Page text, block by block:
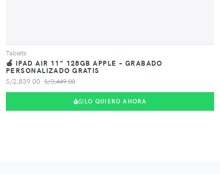
Tablets
🍎 IPAD AIR 11” 128GB APPLE – GRABADO
PERSONALIZADO GRATIS
S/2,839.00 S/3,449.00
LO QUIERO AHORA